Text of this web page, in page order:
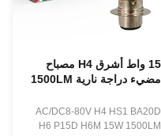
15 واط أشرق H4 مصباح
مضيء دراجة نارية 1500LM
AC/DC8-80V H4 HS1 BA20D
H6 P15D H6M 15W 1500LM